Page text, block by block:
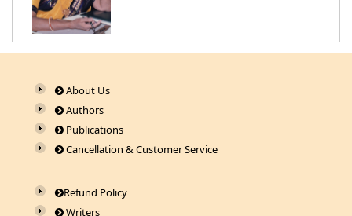
About Us
Authors
Publications
Cancellation & Customer Service
Refund Policy
Writers